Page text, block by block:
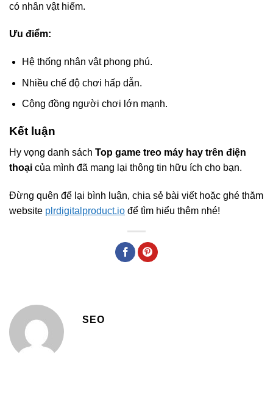
có nhân vật hiếm.
Ưu điểm:
Hệ thống nhân vật phong phú.
Nhiều chế độ chơi hấp dẫn.
Cộng đồng người chơi lớn mạnh.
Kết luận
Hy vọng danh sách Top game treo máy hay trên điện
thoại của mình đã mang lại thông tin hữu ích cho bạn.
Đừng quên để lại bình luận, chia sẻ bài viết hoặc ghé thăm
website plrdigitalproduct.io để tìm hiểu thêm nhé!
SEO